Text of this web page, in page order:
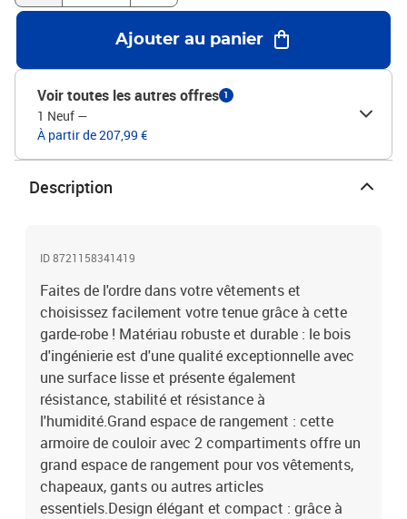
Ajouter au panier
Voir toutes les autres offres 1
1 Neuf —
À partir de 207,99 €
Description
ID 8721158341419
Faites de l'ordre dans votre vêtements et
choisissez facilement votre tenue grâce à cette
garde-robe ! Matériau robuste et durable : le bois
d'ingénierie est d'une qualité exceptionnelle avec
une surface lisse et présente également
résistance, stabilité et résistance à
l'humidité.Grand espace de rangement : cette
armoire de couloir avec 2 compartiments offre un
grand espace de rangement pour vos vêtements,
chapeaux, gants ou autres articles
essentiels.Design élégant et compact : grâce à